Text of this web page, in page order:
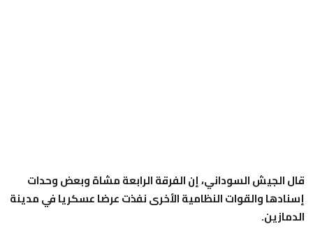
قال الجيش السوداني، إن الفرقة الرابعة مشاة وبعض وحدات
إسنادها والقوات النظامية الأخرى نفذت عرضا عسكريا في مدينة
الدمازين.